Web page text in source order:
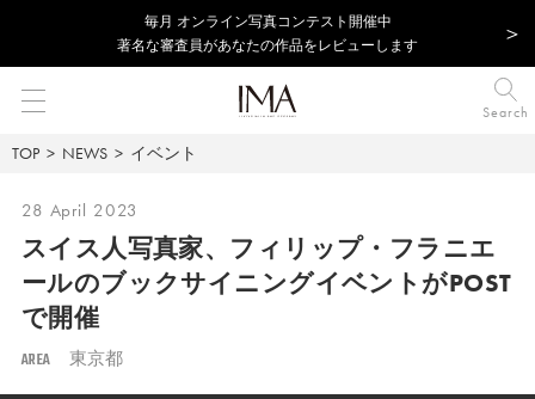
毎⽉ オンライン写真コンテスト開催中
著名な審査員があなたの作品をレビューします
Search
TOP NEWS イベント
28 April 2023
スイス人写真家、フィリップ・フラニエ
ールのブックサイニングイベントがPOST
で開催
AREA 東京都